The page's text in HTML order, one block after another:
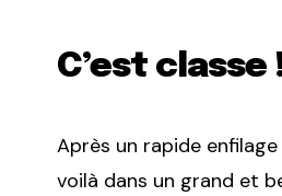
C’est classe
Après un rapide
voilà dans un grand et